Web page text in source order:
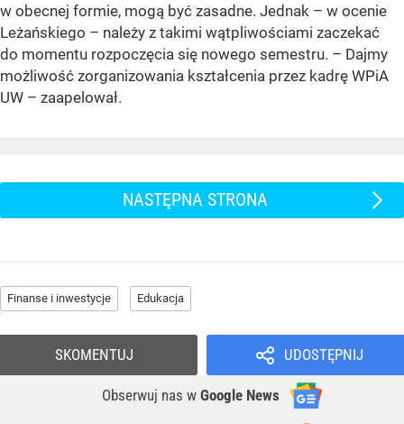
w obecnej formie, mogą być zasadne. Jednak – w ocenie
Leżańskiego – należy z takimi wątpliwościami zaczekać
do momentu rozpoczęcia się nowego semestru. – Dajmy
możliwość zorganizowania kształcenia przez kadrę WPiA
UW – zaapelował.
NASTĘPNA STRONA
Finanse i inwestycje Edukacja
UDOSTĘPNIJ
Obserwuj nas w Google News
SKOMENTUJ